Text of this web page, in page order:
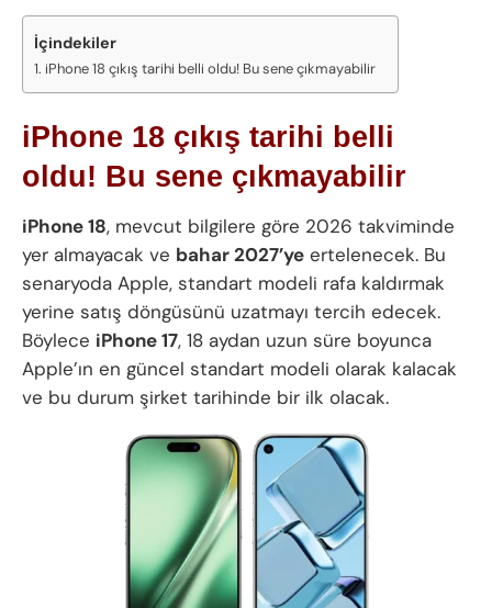
İçindekiler
iPhone 18 çıkış tarihi belli oldu! Bu sene çıkmayabilir
iPhone 18 çıkış tarihi belli
oldu! Bu sene çıkmayabilir
iPhone 18, mevcut bilgilere göre 2026 takviminde
yer almayacak ve bahar 2027’ye ertelenecek. Bu
senaryoda Apple, standart modeli rafa kaldırmak
yerine satış döngüsünü uzatmayı tercih edecek.
Böylece iPhone 17, 18 aydan uzun süre boyunca
Apple’ın en güncel standart modeli olarak kalacak
ve bu durum şirket tarihinde bir ilk olacak.